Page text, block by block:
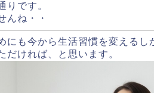
りです。
んね・・
にも今から生活習慣を変えるし
だければ、と思います。